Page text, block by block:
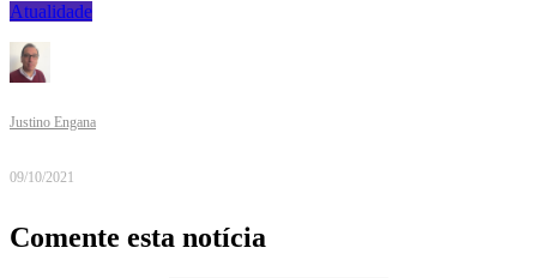
Atualidade
Justino Engana
09/10/2021
Comente esta notícia